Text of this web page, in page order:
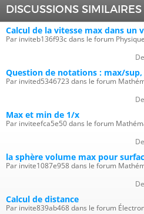
DISCUSSIONS SIMILAIRES
Calcul de la vitesse max dans un
Par inviteb136f93c dans le forum Physique
Question de notations : max/
Par invited5346723 dans le forum
Max et min de 1/x
Par inviteefca5e50 dans le forum
la sphère volume max pour
Par invite1087e958 dans le forum
Calcul de distance
Par invite839ab468 dans le forum